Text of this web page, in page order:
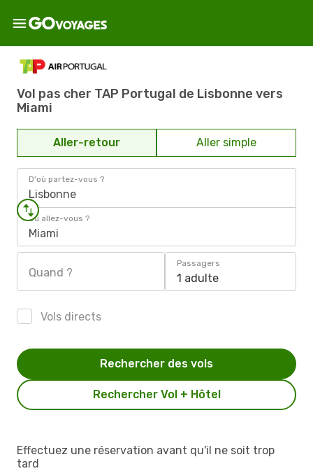
Vol pas cher TAP Portugal de Lisbonne vers
Miami
Aller-retour Aller simple
D'où partez-vous ?
Lisbonne
Où allez-vous ?
Miami
Quand ?
Passagers
1 adulte
Vols directs
Rechercher Vol + Hôtel
Rechercher des vols
Effectuez une réservation avant qu'il ne soit trop
tard